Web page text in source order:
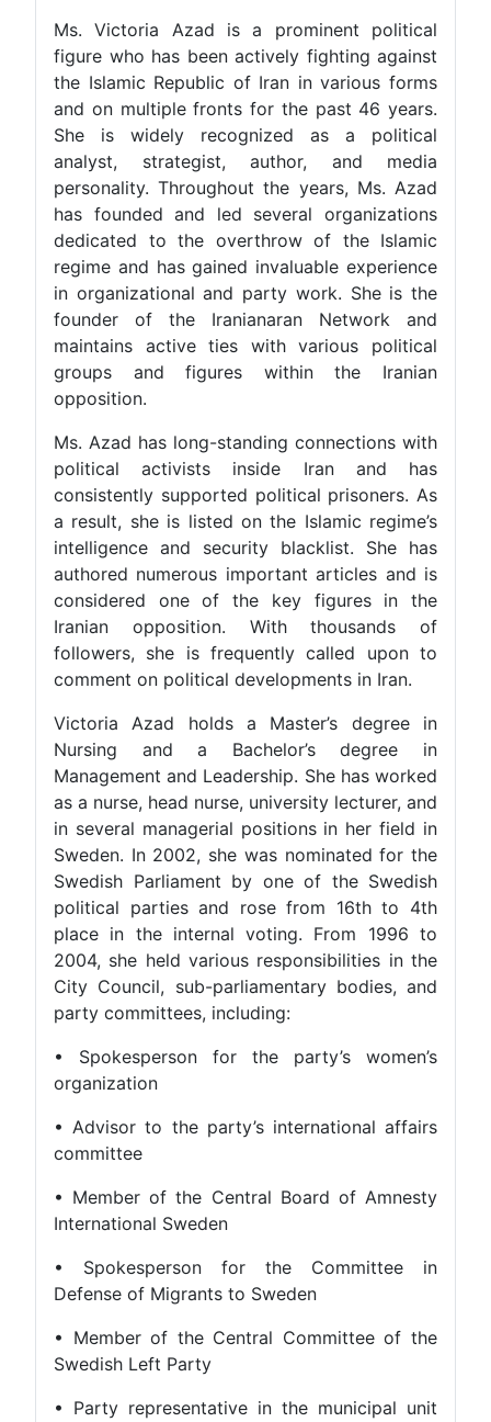
Ms. Victoria Azad is a prominent political
figure who has been actively fighting against
the Islamic Republic of Iran in various forms
and on multiple fronts for the past 46 years.
She is widely recognized as a political
analyst, strategist, author, and media
personality. Throughout the years, Ms. Azad
has founded and led several organizations
dedicated to the overthrow of the Islamic
regime and has gained invaluable experience
in organizational and party work. She is the
founder of the Iranianaran Network and
maintains active ties with various political
groups and figures within the Iranian
opposition.
Ms. Azad has long-standing connections with
political activists inside Iran and has
consistently supported political prisoners. As
a result, she is listed on the Islamic regime’s
intelligence and security blacklist. She has
authored numerous important articles and is
considered one of the key figures in the
Iranian opposition. With thousands of
followers, she is frequently called upon to
comment on political developments in Iran.
Victoria Azad holds a Master’s degree in
Nursing and a Bachelor’s degree in
Management and Leadership. She has worked
as a nurse, head nurse, university lecturer, and
in several managerial positions in her field in
Sweden. In 2002, she was nominated for the
Swedish Parliament by one of the Swedish
political parties and rose from 16th to 4th
place in the internal voting. From 1996 to
2004, she held various responsibilities in the
City Council, sub-parliamentary bodies, and
party committees, including:
• Spokesperson for the party’s women’s
organization
• Advisor to the party’s international affairs
committee
• Member of the Central Board of Amnesty
International Sweden
• Spokesperson for the Committee in
Defense of Migrants to Sweden
• Member of the Central Committee of the
Swedish Left Party
• Party representative in the municipal unit